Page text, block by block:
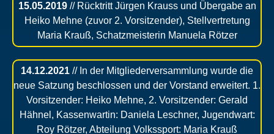
15.05.2019// Rücktritt Jürgen Krauss und Übergabe an
Heiko Mehne (zuvor 2. Vorsitzender), Stellvertretung
Maria Krauß, Schatzmeisterin Manuela Rötzer
14.12.2021 // In der Mitgliederversammlung wurde die
neue Satzung beschlossen und der Vorstand erweitert. 1.
Vorsitzender: Heiko Mehne, 2. Vorsitzender: Gerald
Hähnel, Kassenwartin: Daniela Leschner, Jugendwart:
Roy Rötzer, Abteilung Volkssport: Maria Krauß